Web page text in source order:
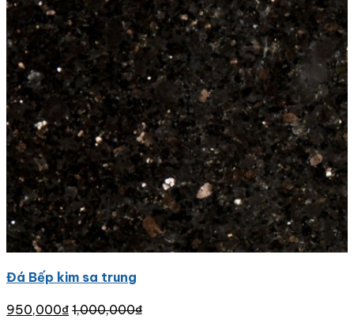
Đá Bếp kim sa trung
950,000₫ 1,000,000₫